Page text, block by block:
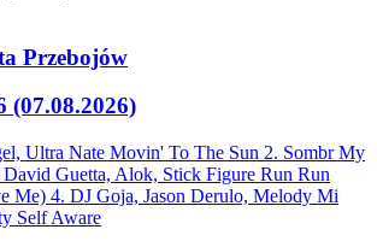
Przebojów
(07.08.2026)
Ultra Nate Movin' To The Sun 2. Sombr My
David Guetta, Alok, Stick Figure Run Run
Me) 4. DJ Goja, Jason Derulo, Melody Mi
Self Aware